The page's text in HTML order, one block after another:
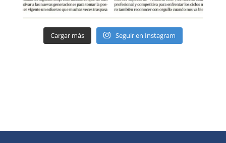
Cargar más Seguir en Instagram